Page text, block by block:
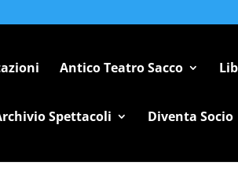
Antico Teatro Sacco
Spettacoli Diventa Socio